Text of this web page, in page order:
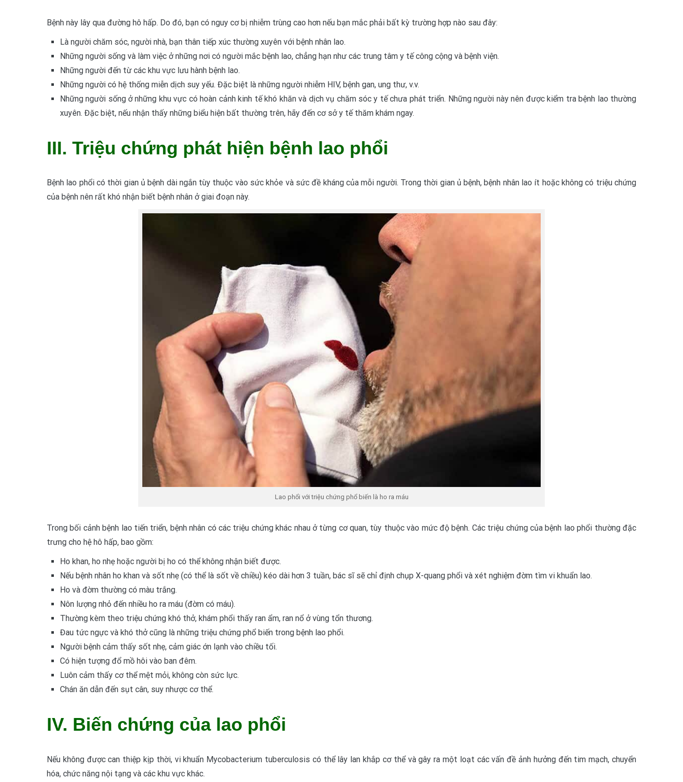
Bệnh này lây qua đường hô hấp. Do đó, bạn có nguy cơ bị nhiễm trùng cao hơn nếu bạn mắc phải bất kỳ trường hợp nào sau đây:
Là người chăm sóc, người nhà, bạn thân tiếp xúc thường xuyên với bệnh nhân lao.
Những người sống và làm việc ở những nơi có người mắc bệnh lao, chẳng hạn như các trung tâm y tế công cộng và bệnh viện.
Những người đến từ các khu vực lưu hành bệnh lao.
Những người có hệ thống miễn dịch suy yếu. Đặc biệt là những người nhiễm HIV, bệnh gan, ung thư, v.v.
Những người sống ở những khu vực có hoàn cảnh kinh tế khó khăn và dịch vụ chăm sóc y tế chưa phát triển. Những người này nên được kiểm tra bệnh lao thường
xuyên. Đặc biệt, nếu nhận thấy những biểu hiện bất thường trên, hãy đến cơ sở y tế thăm khám ngay.
III. Triệu chứng phát hiện bệnh lao phổi
Bệnh lao phổi có thời gian ủ bệnh dài ngắn tùy thuộc vào sức khỏe và sức đề kháng của mỗi người. Trong thời gian ủ bệnh, bệnh nhân lao ít hoặc không có triệu chứng
của bệnh nên rất khó nhận biết bệnh nhân ở giai đoạn này.
Lao phổi với triệu chứng phổ biến là ho ra máu
Trong bối cảnh bệnh lao tiến triển, bệnh nhân có các triệu chứng khác nhau ở từng cơ quan, tùy thuộc vào mức độ bệnh. Các triệu chứng của bệnh lao phổi thường đặc
trưng cho hệ hô hấp, bao gồm:
Ho khan, ho nhẹ hoặc người bị ho có thể không nhận biết được.
Nếu bệnh nhân ho khan và sốt nhẹ (có thể là sốt về chiều) kéo dài hơn 3 tuần, bác sĩ sẽ chỉ định chụp X-quang phổi và xét nghiệm đờm tìm vi khuẩn lao.
Ho và đờm thường có màu trắng.
Nôn lượng nhỏ đến nhiều ho ra máu (đờm có máu).
Thường kèm theo triệu chứng khó thở, khám phổi thấy ran ẩm, ran nổ ở vùng tổn thương.
Đau tức ngực và khó thở cũng là những triệu chứng phổ biến trong bệnh lao phổi.
Người bệnh cảm thấy sốt nhẹ, cảm giác ớn lạnh vào chiều tối.
Có hiện tượng đổ mồ hôi vào ban đêm.
Luôn cảm thấy cơ thể mệt mỏi, không còn sức lực.
Chán ăn dẫn đến sụt cân, suy nhược cơ thể.
IV. Biến chứng của lao phổi
Nếu không được can thiệp kịp thời, vi khuẩn Mycobacterium tuberculosis có thể lây lan khắp cơ thể và gây ra một loạt các vấn đề ảnh hưởng đến tim mạch, chuyển
hóa, chức năng nội tạng và các khu vực khác.